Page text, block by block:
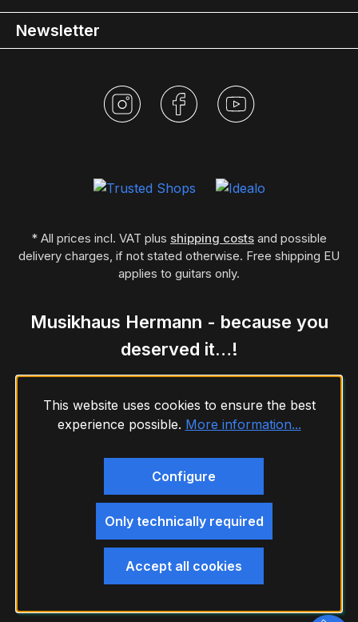
Newsletter
* All prices incl. VAT plus shipping costs and possible
delivery charges, if not stated otherwise. Free shipping EU
applies to guitars only.
Musikhaus Hermann - because you
deserved it…!
This website uses cookies to ensure the best
experience possible. More information...
Only technically required
Configure
Accept all cookies